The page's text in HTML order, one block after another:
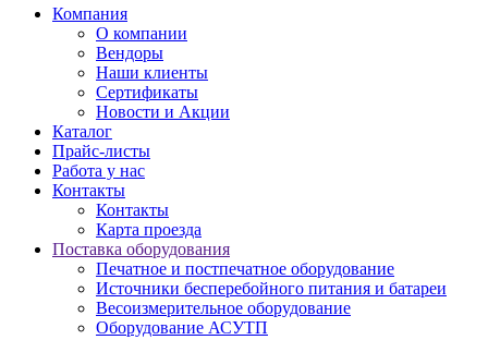
Компания
О компании
Вендоры
Наши клиенты
Сертификаты
Новости и Акции
Каталог
Прайс-листы
Работа у нас
Контакты
Контакты
Карта проезда
Поставка оборудования
Печатное и постпечатное оборудование
Источники бесперебойного питания и батареи
Весоизмерительное оборудование
Оборудование АСУТП